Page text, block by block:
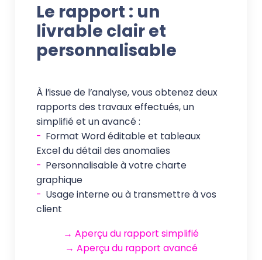
Le rapport : un
livrable clair et
personnalisable
À l’issue de l’analyse, vous obtenez deux
rapports des travaux effectués, un
simplifié et un avancé :
- Format Word éditable et tableaux
Excel du détail des anomalies
- Personnalisable à votre charte
graphique
- Usage interne ou à transmettre à vos
client
→ Aperçu du rapport simplifié
→ Aperçu du rapport avancé